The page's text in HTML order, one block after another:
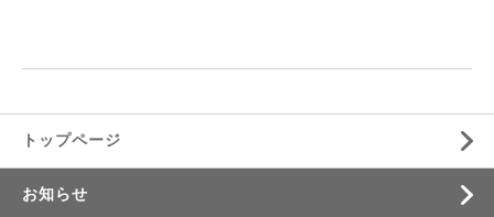
トップページ
お知らせ